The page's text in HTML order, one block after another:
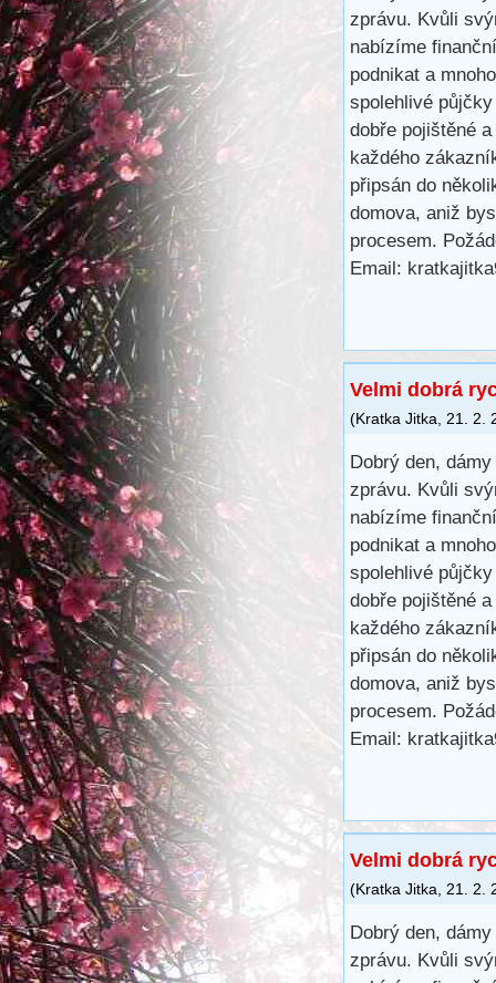
zprávu. Kvůli
nabízíme
podnikat a
spolehlivé
dobře pojištěné
každého
připsán do
domova, aniž
procesem.
Email:
Velmi dobrá
(Kratka Jitka 21. 2.
Dobrý den,
zprávu. Kvůli
nabízíme
podnikat a
spolehlivé
dobře pojištěné
každého
připsán do
domova, aniž
procesem.
Email:
Velmi dobrá
(Kratka Jitka 21. 2.
Dobrý den,
zprávu. Kvůli